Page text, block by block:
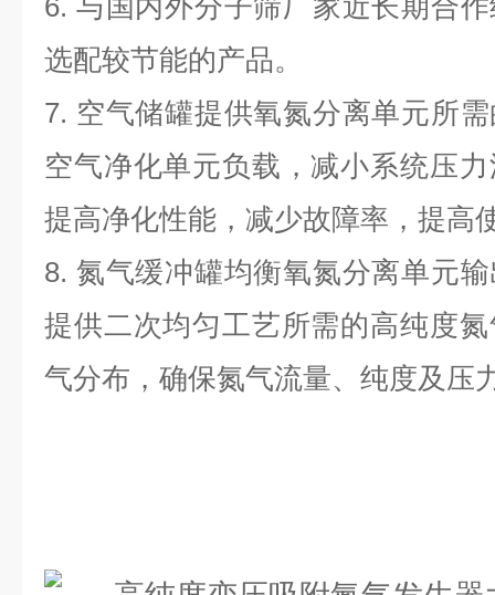
6. 与国内外分子筛厂家近长期合
选配较节能的产品。
7. 空气储罐提供氧氮分离单元所
空气净化单元负载，减小系统压
提高净化性能，减少故障率，提高
8. 氮气缓冲罐均衡氧氮分离单元
提供二次均匀工艺所需的高纯度
气分布，确保氮气流量、纯度及压